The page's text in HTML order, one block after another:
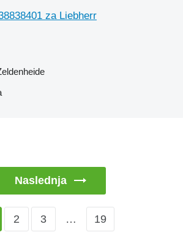
za Liebherr
Naslednja
2 3 … 19